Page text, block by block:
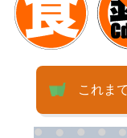
これま